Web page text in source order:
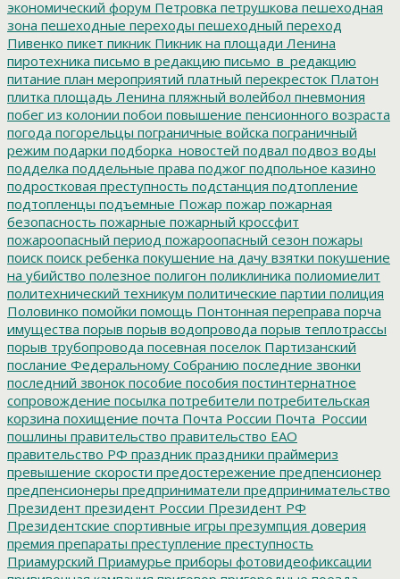
экономический форум Петровка петрушкова пешеходная
зона пешеходные переходы пешеходный переход
Пивенко пикет пикник Пикник на площади Ленина
пиротехника письмо в редакцию письмо_в_редакцию
питание план мероприятий платный перекресток Платон
плитка площадь Ленина пляжный волейбол пневмония
побег из колонии побои повышение пенсионного возраста
погода погорельцы пограничные войска пограничный
режим подарки подборка_новостей подвал подвоз воды
подделка поддельные права поджог подпольное казино
подростковая преступность подстанция подтопление
подтопленцы подъемные Пожар пожар пожарная
безопасность пожарные пожарный кроссфит
пожароопасный период пожароопасный сезон пожары
поиск поиск ребенка покушение на дачу взятки покушение
на убийство полезное полигон поликлиника полиомиелит
политехнический техникум политические партии полиция
Половинко помойки помощь Понтонная переправа порча
имущества порыв порыв водопровода порыв теплотрассы
порыв трубопровода посевная поселок Партизанский
послание Федеральному Собранию последние звонки
последний звонок пособие пособия постинтернатное
сопровождение посылка потребители потребительская
корзина похищение почта Почта России Почта_России
пошлины правительство правительство ЕАО
правительство РФ праздник праздники праймериз
превышение скорости предостережение предпенсионер
предпенсионеры предприниматели предпринимательство
Президент президент России Президент РФ
Президентские спортивные игры презумпция доверия
премия препараты преступление преступность
Приамурский Приамурье приборы фотовидеофиксации